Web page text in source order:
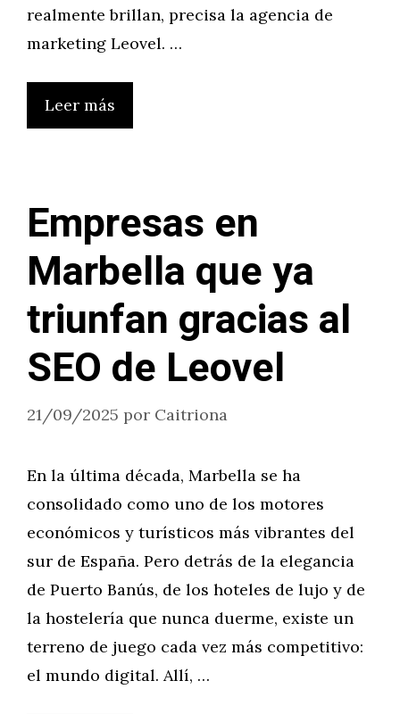
realmente brillan, precisa la agencia de
marketing Leovel. …
Leer más
Empresas en
Marbella que ya
triunfan gracias al
SEO de Leovel
21/09/2025 por Caitriona
En la última década, Marbella se ha
consolidado como uno de los motores
económicos y turísticos más vibrantes del
sur de España. Pero detrás de la elegancia
de Puerto Banús, de los hoteles de lujo y de
la hostelería que nunca duerme, existe un
terreno de juego cada vez más competitivo:
el mundo digital. Allí, …